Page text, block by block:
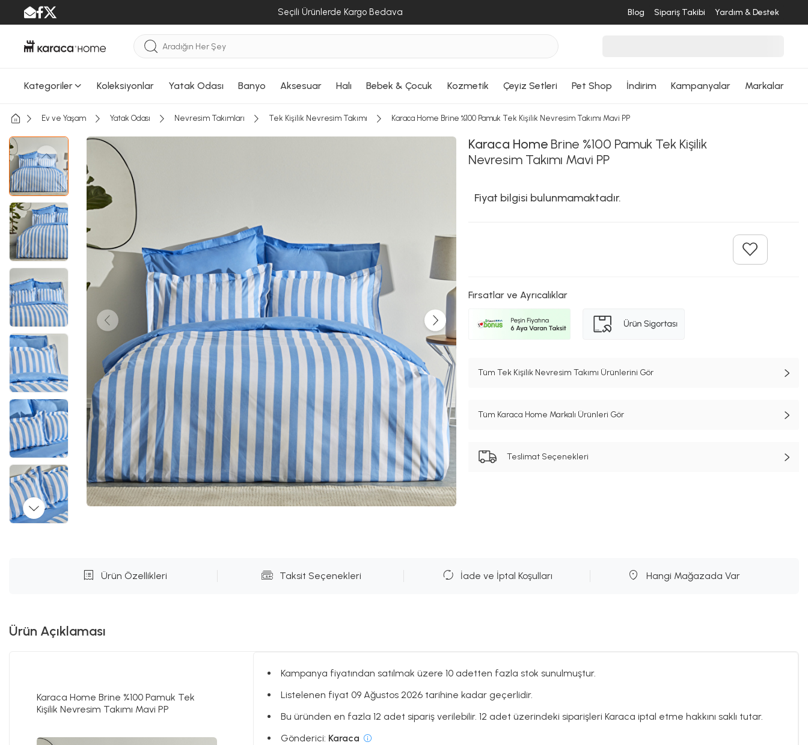
Seçili Ürünlerde Kargo Bedava Blog Sipariş Takibi Yardım & Destek
Kategoriler Koleksiyonlar Yatak Odası Banyo Aksesuar Halı Bebek & Çocuk Kozmetik Çeyiz Setleri Pet Shop İndirim Kampanyalar Markalar
Ev ve Yaşam Yatak Odası Nevresim Takımları Tek Kişilik Nevresim Takımı Karaca Home Brine %100 Pamuk Tek Kişilik Nevresim Takımı Mavi PP
Karaca Home Brine %100 Pamuk Tek Kişilik
Nevresim Takımı Mavi PP
Fiyat bilgisi bulunmamaktadır.
Fırsatlar ve Ayrıcalıklar
Tüm Tek Kişilik Nevresim Takımı Ürünlerini Gör
Tüm Karaca Home Markalı Ürünleri Gör
Teslimat Seçenekleri
Ürün Özellikleri Taksit Seçenekleri İade ve İptal Koşulları Hangi Mağazada Var
Ürün Açıklaması
Karaca Home Brine %100 Pamuk Tek
Kişilik Nevresim Takımı Mavi PP
Kampanya fiyatından satılmak üzere 10 adetten fazla stok sunulmuştur.
Listelenen fiyat 09 Ağustos 2026 tarihine kadar geçerlidir.
Bu üründen en fazla 12 adet sipariş verilebilir. 12 adet üzerindeki siparişleri Karaca iptal etme hakkını saklı tutar.
Gönderici: Karaca